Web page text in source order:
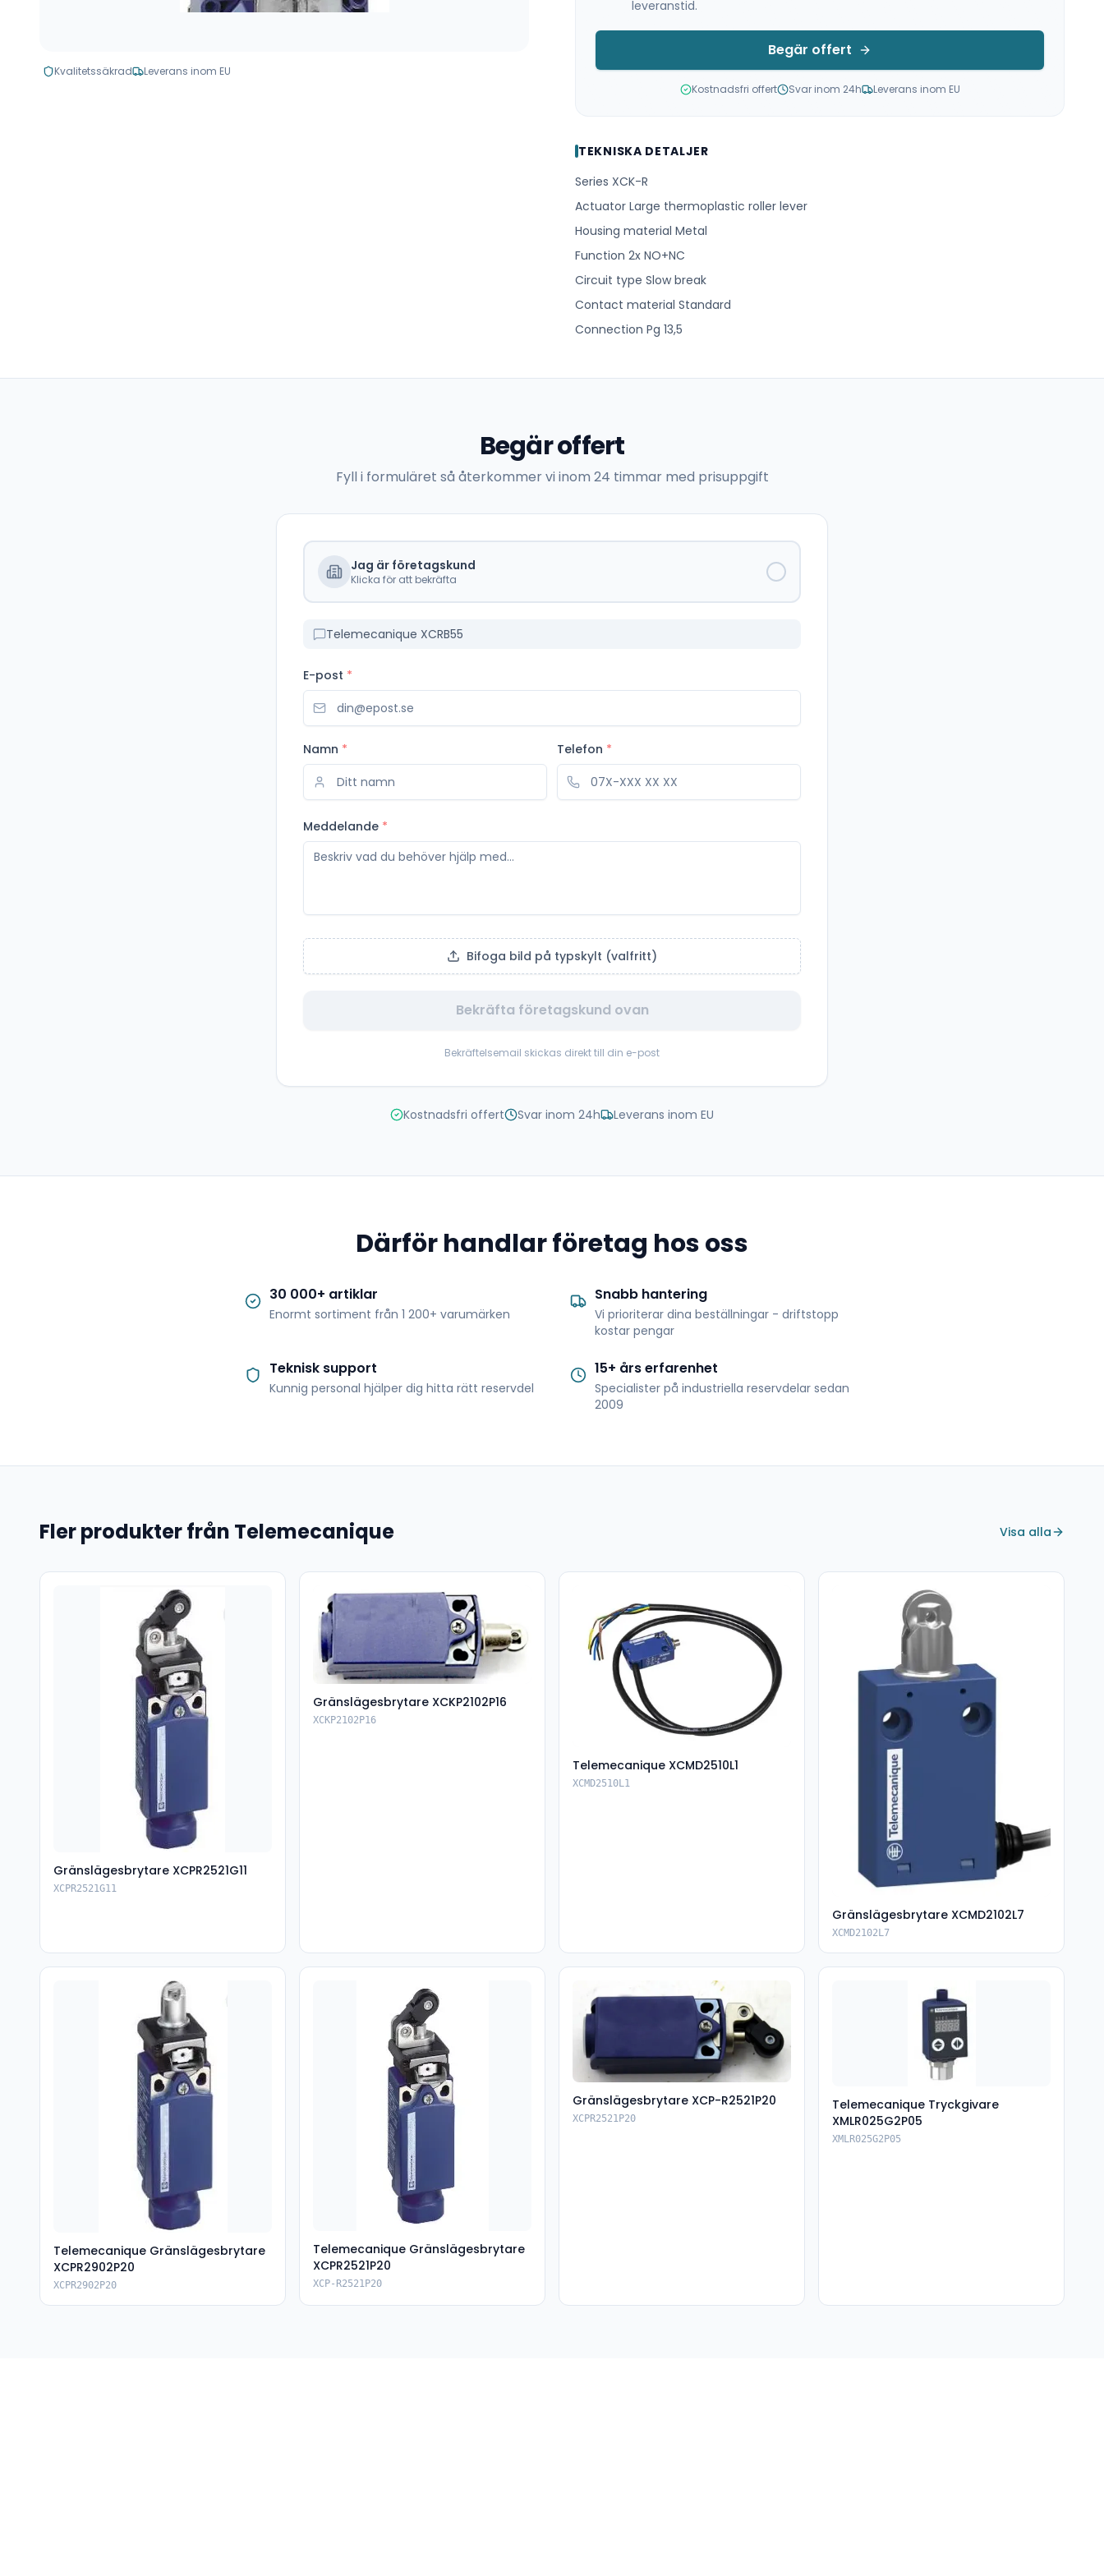
Kvalitetssäkrad Leverans inom EU
leveranstid.
Begär offert
Kostnadsfri offert Svar inom 24h Leverans inom EU
TEKNISKA DETALJER
Series XCK-R
Actuator Large thermoplastic roller lever
Housing material Metal
Function 2x NO+NC
Circuit type Slow break
Contact material Standard
Connection Pg 13,5
Begär offert
Fyll i formuläret så återkommer vi inom 24 timmar med prisuppgift
Jag är företagskund
Klicka för att bekräfta
Telemecanique XCRB55
E-post *
Namn * Telefon *
Meddelande *
Bifoga bild på typskylt (valfritt)
Bekräfta företagskund ovan
Bekräftelsemail skickas direkt till din e-post
Kostnadsfri offert Svar inom 24h Leverans inom EU
Därför handlar företag hos oss
30 000+ artiklar
Enormt sortiment från 1 200+ varumärken
Snabb hantering
Vi prioriterar dina beställningar - driftstopp
kostar pengar
Teknisk support
Kunnig personal hjälper dig hitta rätt reservdel
15+ års erfarenhet
Specialister på industriella reservdelar sedan
2009
Fler produkter från Telemecanique Visa alla
Gränslägesbrytare XCPR2521G11
XCPR2521G11
Gränslägesbrytare XCKP2102P16
XCKP2102P16
Telemecanique XCMD2510L1
XCMD2510L1
Gränslägesbrytare XCMD2102L7
XCMD2102L7
Telemecanique Gränslägesbrytare
XCPR2902P20
XCPR2902P20
Telemecanique Gränslägesbrytare
XCPR2521P20
XCP-R2521P20
Gränslägesbrytare XCP-R2521P20
XCPR2521P20
Telemecanique Tryckgivare
XMLR025G2P05
XMLR025G2P05